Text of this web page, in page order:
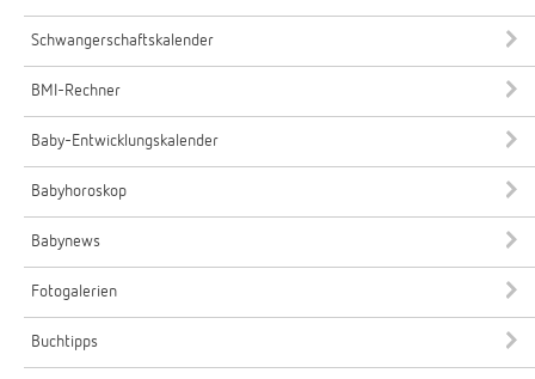
Schwangerschaftskalender
BMI-Rechner
Baby-Entwicklungskalender
Babyhoroskop
Babynews
Fotogalerien
Buchtipps